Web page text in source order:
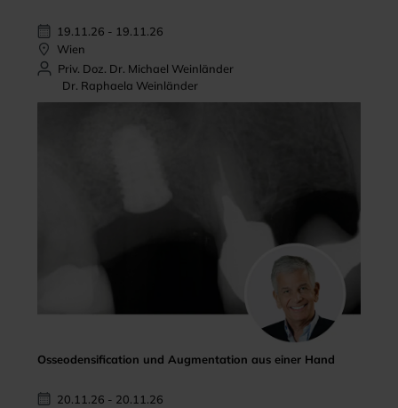
19.11.26 - 19.11.26
Wien
Priv. Doz. Dr. Michael Weinländer
Dr. Raphaela Weinländer
Osseodensification und Augmentation aus einer Hand
20.11.26 - 20.11.26